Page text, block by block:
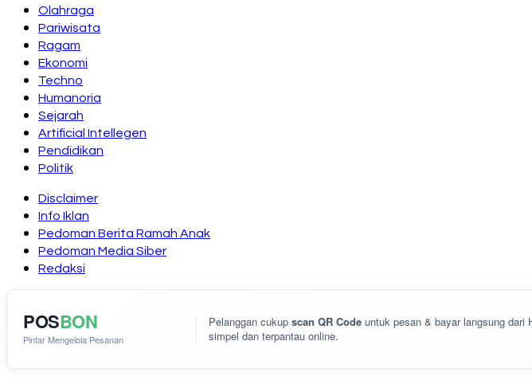
Olahraga
Pariwisata
Ragam
Ekonomi
Techno
Humanoria
Sejarah
Artificial Intellegen
Pendidikan
Politik
Disclaimer
Info Iklan
Pedoman Berita Ramah Anak
Pedoman Media Siber
Redaksi
POSBON
Pintar Mengelola Pesanan
Pelanggan cukup scan QR Code untuk pesan & bayar langsung dari
simpel dan terpantau online.